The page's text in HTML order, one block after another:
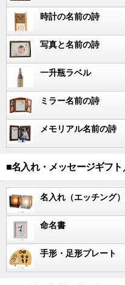
時計の名前の詩
写真と名前の詩
一升瓶ラベル
ミラー名前の詩
メモリアル名前の詩
■名入れ・メッセージギフ
名入れ（エッチング）
命名書
手形・足形プレート